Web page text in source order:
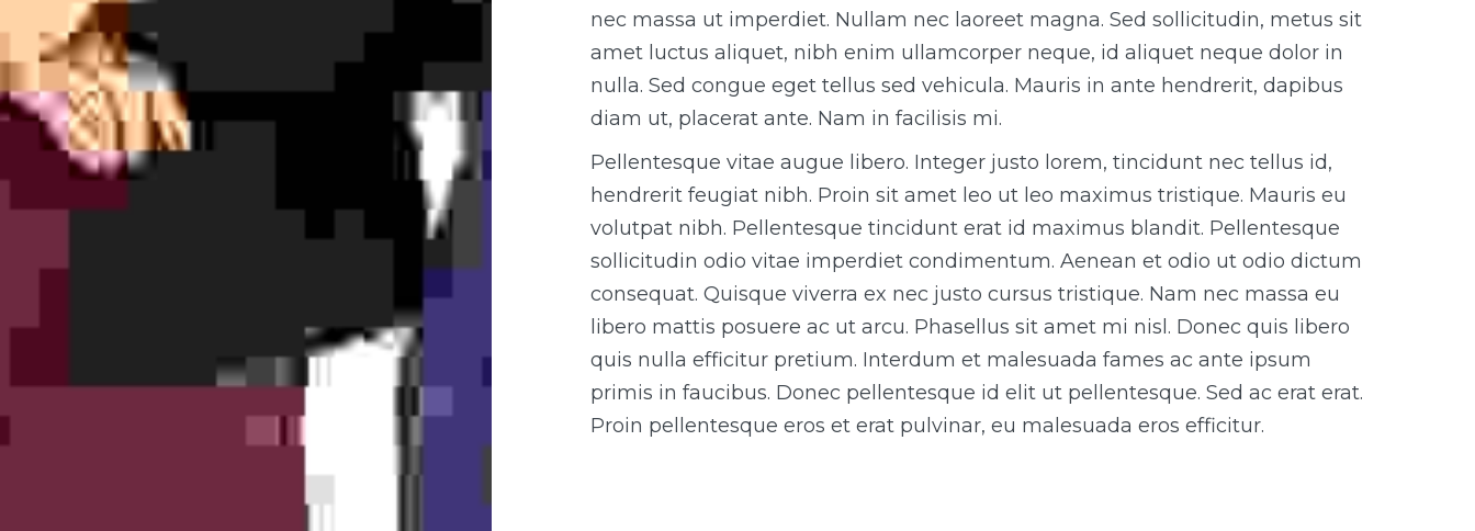
nec massa ut imperdiet. Nullam nec laoreet magna. Sed sollicitudin, metus sit
amet luctus aliquet, nibh enim ullamcorper neque, id aliquet neque dolor in
nulla. Sed congue eget tellus sed vehicula. Mauris in ante hendrerit, dapibus
diam ut, placerat ante. Nam in facilisis mi.
Pellentesque vitae augue libero. Integer justo lorem, tincidunt nec tellus id,
hendrerit feugiat nibh. Proin sit amet leo ut leo maximus tristique. Mauris eu
volutpat nibh. Pellentesque tincidunt erat id maximus blandit. Pellentesque
sollicitudin odio vitae imperdiet condimentum. Aenean et odio ut odio dictum
consequat. Quisque viverra ex nec justo cursus tristique. Nam nec massa eu
libero mattis posuere ac ut arcu. Phasellus sit amet mi nisl. Donec quis libero
quis nulla efficitur pretium. Interdum et malesuada fames ac ante ipsum
primis in faucibus. Donec pellentesque id elit ut pellentesque. Sed ac erat erat.
Proin pellentesque eros et erat pulvinar, eu malesuada eros efficitur.